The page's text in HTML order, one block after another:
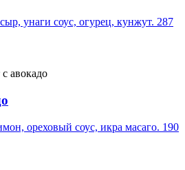
унаги соус, огурец, кунжут. 287
ореховый соус, икра масаго. 190